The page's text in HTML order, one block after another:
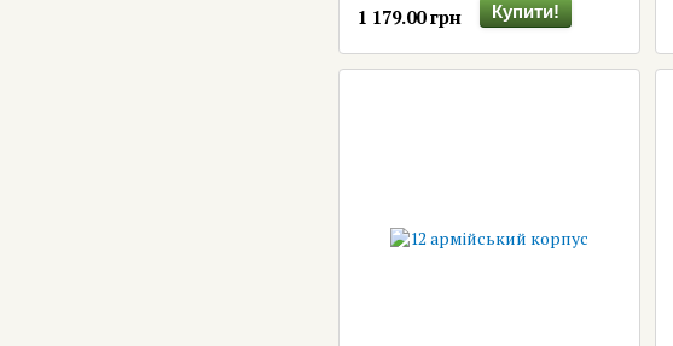
1 179.00 грн
Купити!